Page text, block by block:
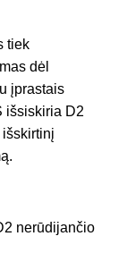
tiek
dėl
įprastais
išsiskiria D2
nerūdijančio